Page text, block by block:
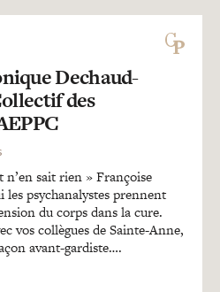
Dechaud-
des
n’en sait rien » Françoise
psychanalystes prennent
du corps dans la cure.
vos collègues de Sainte-Anne,
avant-gardiste….